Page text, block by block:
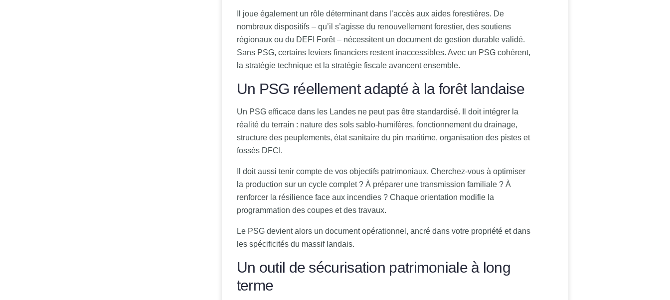
Il joue également un rôle déterminant dans l’accès aux aides forestières. De
nombreux dispositifs – qu’il s’agisse du renouvellement forestier, des soutiens
régionaux ou du DEFI Forêt – nécessitent un document de gestion durable validé.
Sans PSG, certains leviers financiers restent inaccessibles. Avec un PSG cohérent,
la stratégie technique et la stratégie fiscale avancent ensemble.
Un PSG réellement adapté à la forêt landaise
Un PSG efficace dans les Landes ne peut pas être standardisé. Il doit intégrer la
réalité du terrain : nature des sols sablo-humifères, fonctionnement du drainage,
structure des peuplements, état sanitaire du pin maritime, organisation des pistes et
fossés DFCI.
Il doit aussi tenir compte de vos objectifs patrimoniaux. Cherchez-vous à optimiser
la production sur un cycle complet ? À préparer une transmission familiale ? À
renforcer la résilience face aux incendies ? Chaque orientation modifie la
programmation des coupes et des travaux.
Le PSG devient alors un document opérationnel, ancré dans votre propriété et dans
les spécificités du massif landais.
Un outil de sécurisation patrimoniale à long
terme